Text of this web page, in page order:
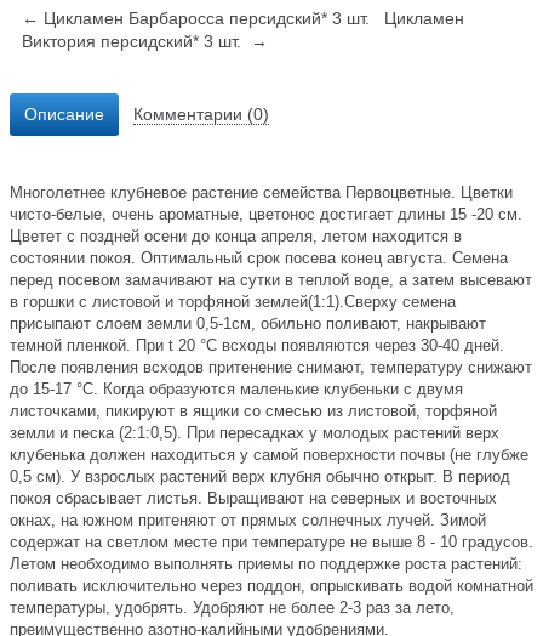
← Цикламен Барбаросса персидский* 3 шт.
Цикламен
Виктория персидский* 3 шт. →
Описание Комментарии (0)
Многолетнее клубневое растение семейства Первоцветные. Цветки
чисто-белые, очень ароматные, цветонос достигает длины 15 -20 см.
Цветет с поздней осени до конца апреля, летом находится в
состоянии покоя. Оптимальный срок посева конец августа. Семена
перед посевом замачивают на сутки в теплой воде, а затем высевают
в горшки с листовой и торфяной землей(1:1).Сверху семена
присыпают слоем земли 0,5-1см, обильно поливают, накрывают
темной пленкой. При t 20 °C всходы появляются через 30-40 дней.
После появления всходов притенение снимают, температуру снижают
до 15-17 °C. Когда образуются маленькие клубеньки с двумя
листочками, пикируют в ящики со смесью из листовой, торфяной
земли и песка (2:1:0,5). При пересадках у молодых растений верх
клубенька должен находиться у самой поверхности почвы (не глубже
0,5 см). У взрослых растений верх клубня обычно открыт. В период
покоя сбрасывает листья. Выращивают на северных и восточных
окнах, на южном притеняют от прямых солнечных лучей. Зимой
содержат на светлом месте при температуре не выше 8 - 10 градусов.
Летом необходимо выполнять приемы по поддержке роста растений:
поливать исключительно через поддон, опрыскивать водой комнатной
температуры, удобрять. Удобряют не более 2-3 раз за лето,
преимущественно азотно-калийными удобрениями.